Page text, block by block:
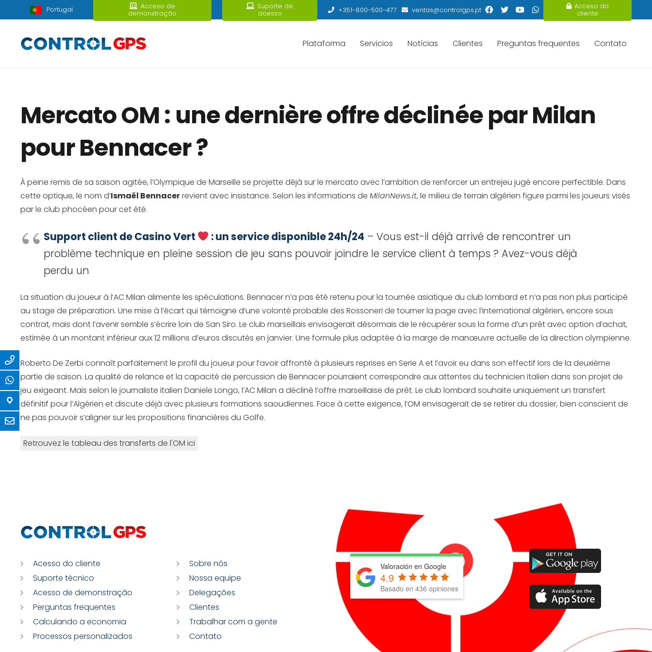
Portugal Acceso de
demonstração
Suporte de
acesso +351-800-500-477 ventas@controlgps.pt Acceso do
cliente
Plataforma Servicios Notícias Clientes Preguntas frequentes Contato
Mercato OM : une dernière offre déclinée par Milan
pour Bennacer ?
À peine remis de sa saison agitée, l’Olympique de Marseille se projette déjà sur le mercato avec l’ambition de renforcer un entrejeu jugé encore perfectible. Dans
cette optique, le nom d’Ismaël Bennacerrevient avec insistance. Selon les informations de MilanNews.it, le milieu de terrain algérien figure parmi les joueurs visés
par le club phocéen pour cet été.
Support client de Casino Vert : un service disponible 24h/24 – Vous est-il déjà arrivé de rencontrer un
problème technique en pleine session de jeu sans pouvoir joindre le service client à temps ? Avez-vous déjà
perdu un
La situation du joueur à l’AC Milan alimente les spéculations. Bennacer n’a pas été retenu pour la tournée asiatique du club lombard et n’a pas non plus participé
au stage de préparation. Une mise à l’écart qui témoigne d’une volonté probable des Rossoneri de tourner la page avec l’international algérien, encore sous
contrat, mais dont l’avenir semble s’écrire loin de San Siro. Le club marseillais envisagerait désormais de le récupérer sous la forme d’un prêt avec option d’achat,
estimée à un montant inférieur aux 12 millions d’euros discutés en janvier. Une formule plus adaptée à la marge de manœuvre actuelle de la direction olympienne.
Roberto De Zerbi connaît parfaitement le profil du joueur pour l’avoir affronté à plusieurs reprises en Serie A et l’avoir eu dans son effectif lors de la deuxième
partie de saison. La qualité de relance et la capacité de percussion de Bennacer pourraient correspondre aux attentes du technicien italien dans son projet de
jeu exigeant. Mais selon le journaliste italien Daniele Longo, l’AC Milan a décliné l’offre marseillaise de prêt. Le club lombard souhaite uniquement un transfert
définitif pour l’Algérien et discute déjà avec plusieurs formations saoudiennes. Face à cette exigence, l’OM envisagerait de se retirer du dossier, bien conscient de
ne pas pouvoir s’aligner sur les propositions financières du Golfe.
Retrouvez le tableau des transferts de l'OM ici
Acesso do cliente
Suporte técnico
Acesso de demonstração
Perguntas frequentes
Calculando a economia
Processos personalizados
Sobre nós
Nossa equipe
Delegações
Clientes
Trabalhar com a gente
Contato
Valoración en Google
4.9
Basado en 436 opiniones